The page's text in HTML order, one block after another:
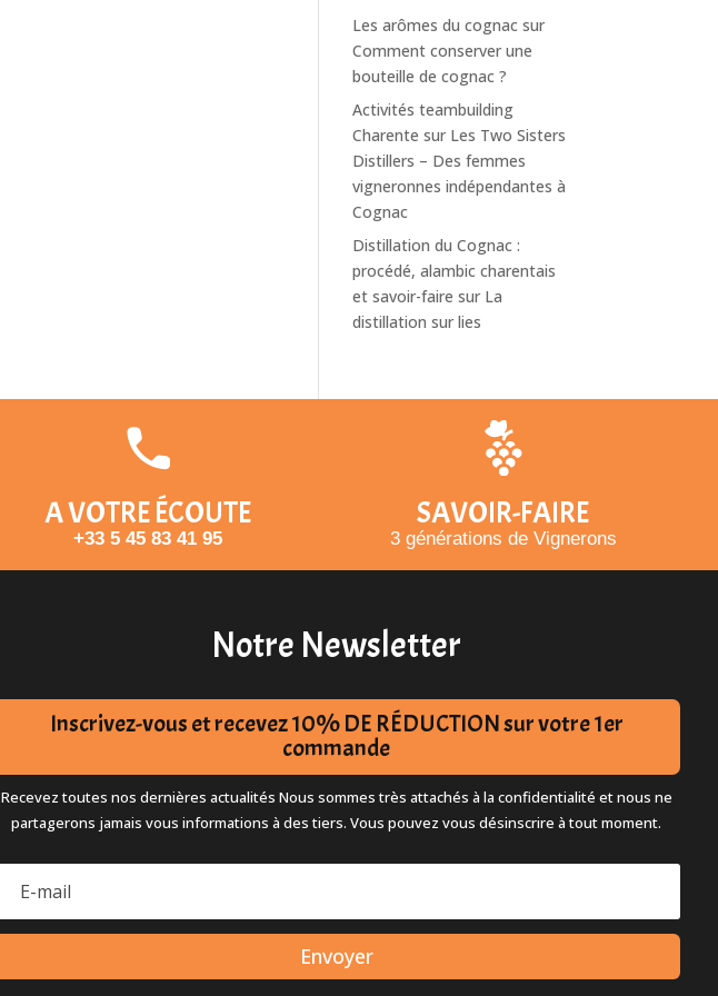
Les arômes du cognac sur
Comment conserver une
bouteille de cognac ?
Activités teambuilding
Charente sur Les Two Sisters
Distillers – Des femmes
vigneronnes indépendantes à
Cognac
Distillation du Cognac :
procédé, alambic charentais
et savoir-faire sur La
distillation sur lies
A VOTRE ÉCOUTE
+33 5 45 83 41 95
SAVOIR-FAIRE
3 générations de Vignerons
Notre Newsletter
Inscrivez-vous et recevez 10% DE RÉDUCTION sur votre 1er
commande
Recevez toutes nos dernières actualités Nous sommes très attachés à la confidentialité et nous ne
partagerons jamais vous informations à des tiers. Vous pouvez vous désinscrire à tout moment.
Envoyer